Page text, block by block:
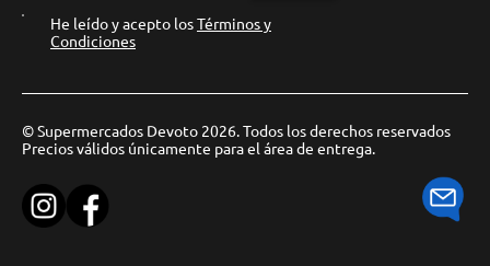
He leído y acepto losTérminos y
Condiciones
© Supermercados Devoto 2026. Todos los derechos reservados
Precios válidos únicamente para el área de entrega.